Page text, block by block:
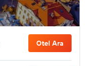
Otel Ara